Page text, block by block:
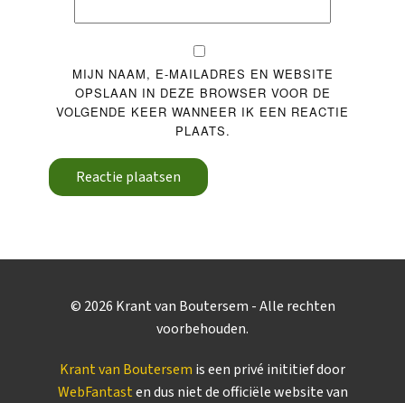
MIJN NAAM, E-MAILADRES EN WEBSITE
OPSLAAN IN DEZE BROWSER VOOR DE
VOLGENDE KEER WANNEER IK EEN REACTIE
PLAATS.
Reactie plaatsen
© 2026 Krant van Boutersem - Alle rechten
voorbehouden.
Krant van Boutersem is een privé inititief door
WebFantasten dus niet de officiële website van